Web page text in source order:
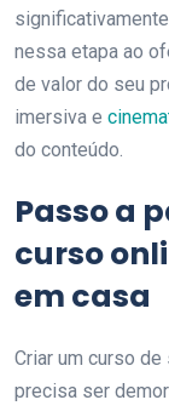
nessa etapa ao
de valor do seu
imersiva e
do conteúdo.
Passo a
curso
em casa
Criar um curso
precisa ser